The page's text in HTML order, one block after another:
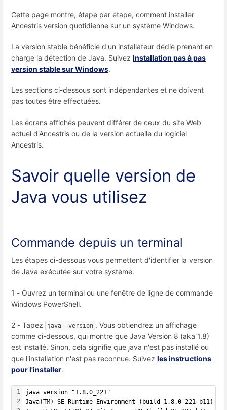
Cette page montre, étape par étape, comment installer
Ancestris version quotidienne sur un système Windows.
La version stable bénéficie d'un installateur dédié prenant en
charge la détection de Java. Suivez Installation pas à pas
version stable sur Windows.
Les sections ci-dessous sont indépendantes et ne doivent
pas toutes être effectuées.
Les écrans affichés peuvent différer de ceux du site Web
actuel d'Ancestris ou de la version actuelle du logiciel
Ancestris.
Savoir quelle version de
Java vous utilisez
Commande depuis un terminal
Les étapes ci-dessous vous permettent d'identifier la version
de Java exécutée sur votre système.
1 - Ouvrez un terminal ou une fenêtre de ligne de commande
Windows PowerShell.
2 - Tapez java -version . Vous obtiendrez un affichage
comme ci-dessous, qui montre que Java Version 8 (aka 1.8)
est installé. Sinon, cela signifie que java n'est pas installé ou
que l'installation n'est pas reconnue. Suivez les instructions
pour l'installer.
1
2
java version "1.8.0_221"
Java(TM) SE Runtime Environment (build 1.8.0_221-b11)